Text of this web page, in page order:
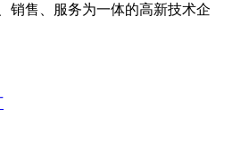
销售、服务为一体的高新技术企